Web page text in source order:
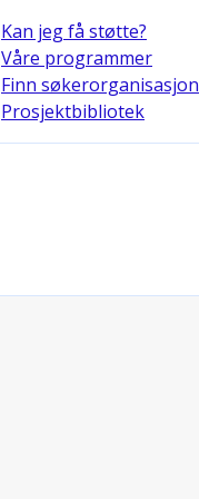
Kan jeg få støtte?
Våre programmer
Finn søkerorganisasjon
Prosjektbibliotek